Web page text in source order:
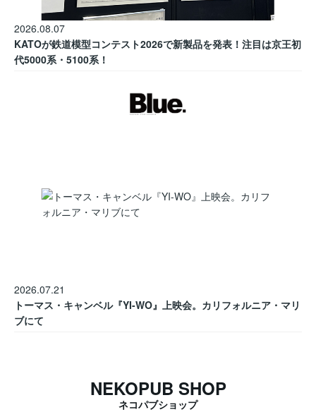
2026.08.07
KATOが鉄道模型コンテスト2026で新製品を発表！注目は京王初
代5000系・5100系！
2026.07.21
トーマス・キャンベル『YI-WO』上映会。カリフォルニア・マリ
ブにて
NEKOPUB SHOP
ネコパブショップ